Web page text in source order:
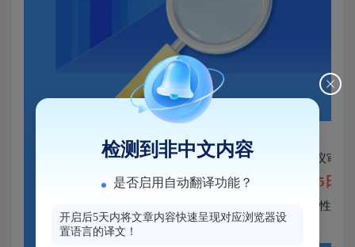
2026年3月12日 ，十四届全国人大四次会议审
简称《生态环境法典》），自2026年 15日
对《生态环境法典》涉及的马尾区行政规范性文
检测到非中文内容
是否启用自动翻译功能？
开启后5天内将文章内容快速呈现对应浏览器设
置语言的译文！